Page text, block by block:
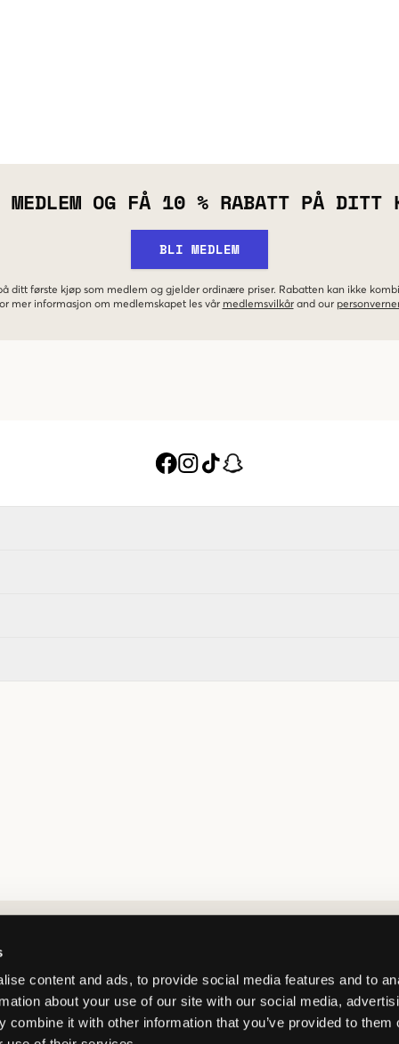
content and ads, to provide social media features and to
about your use of our site with our social media,
combine it with other information that you’ve provided to them
OG FÅ 10 % RABATT PÅ DITT
BLI MEDLEM
ditt første kjøp som medlem og gjelder ordinære priser. Rabatten kan ikke
mer informasjon om medlemskapet les vår medlemsvilkår and our